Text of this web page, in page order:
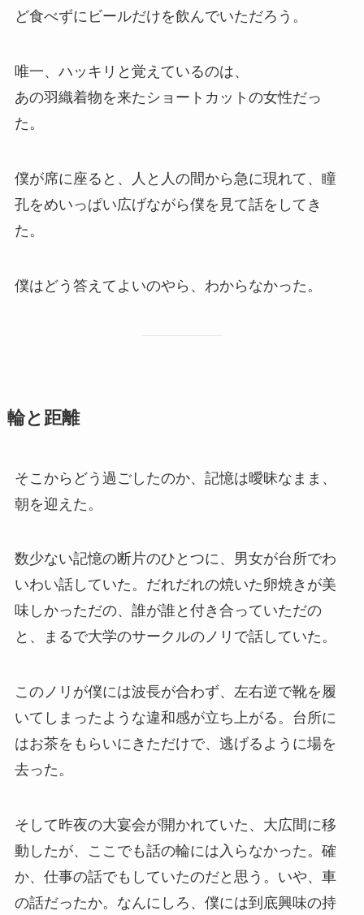
ど食べずにビールだけを飲んでいただろう。
唯一、ハッキリと覚えているのは、
あの羽織着物を来たショートカットの女性だっ
た。
僕が席に座ると、人と人の間から急に現れて、瞳
孔をめいっぱい広げながら僕を見て話をしてき
た。
僕はどう答えてよいのやら、わからなかった。
輪と距離
そこからどう過ごしたのか、記憶は曖昧なまま、
朝を迎えた。
数少ない記憶の断片のひとつに、男女が台所でわ
いわい話していた。だれだれの焼いた卵焼きが美
味しかっただの、誰が誰と付き合っていただの
と、まるで大学のサークルのノリで話していた。
このノリが僕には波長が合わず、左右逆で靴を履
いてしまったような違和感が立ち上がる。台所に
はお茶をもらいにきただけで、逃げるように場を
去った。
そして昨夜の大宴会が開かれていた、大広間に移
動したが、ここでも話の輪には入らなかった。確
か、仕事の話でもしていたのだと思う。いや、車
の話だったか。なんにしろ、僕には到底興味の持